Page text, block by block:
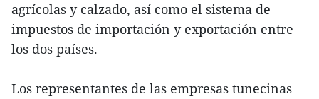
agrícolas y calzado, así como el sistema de
impuestos de importación y exportación entre
los dos países.
Los representantes de las empresas tunecinas